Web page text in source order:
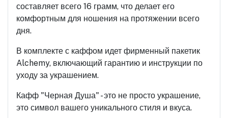
составляет всего 16 грамм, что делает его
комфортным для ношения на протяжении всего
дня.
В комплекте с каффом идет фирменный пакетик
Alchemy, включающий гарантию и инструкции по
уходу за украшением.
Кафф "Черная Душа" - это не просто украшение,
это символ вашего уникального стиля и вкуса.